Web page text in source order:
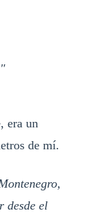
era un
de mí.
desde el